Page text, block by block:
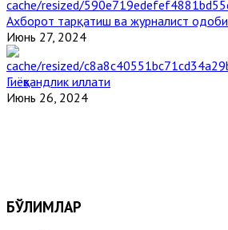
Ахборот тарқатиш ва журналист одоби
Июнь 27, 2024
Гиёҳвандлик иллати
Июнь 26, 2024
БЎЛИМЛАР